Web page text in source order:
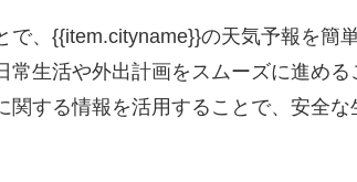
、{{item.cityname}}の天気予報を簡
生活や外出計画をスムーズに進める
関する情報を活用することで、安全な